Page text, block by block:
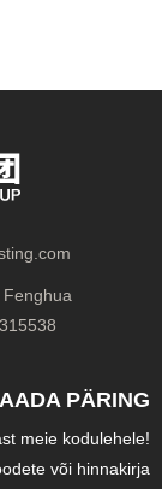
Fenghua
PÄRING
meie kodulehele!
või hinnakirja